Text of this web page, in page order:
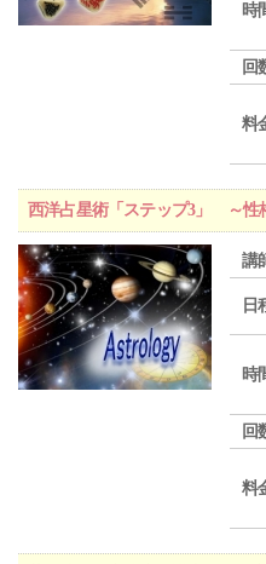
時
回
料
西洋占星術「ステップ3」 ～性
講
日
時
回
料